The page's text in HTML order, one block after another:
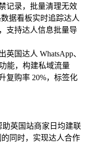
记录，批量清理无效
据看板实时追踪达人
支持达人信息批量导
英国达人 WhatsApp、
能，构建私域流量
复购率 20%，标签化
英国站商家日均建联
同时，实现达人合作